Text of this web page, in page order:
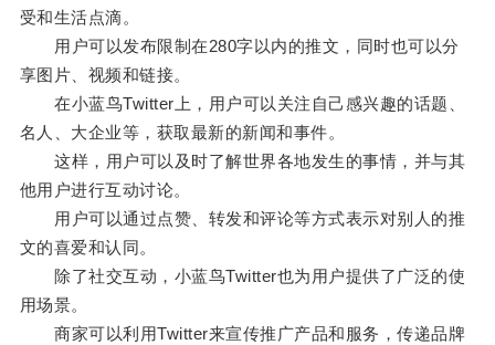
受和生活点滴。
用户可以发布限制在280字以内的推文，同时也可以分
享图片、视频和链接。
在小蓝鸟Twitter上，用户可以关注自己感兴趣的话题、
名人、大企业等，获取最新的新闻和事件。
这样，用户可以及时了解世界各地发生的事情，并与其
他用户进行互动讨论。
用户可以通过点赞、转发和评论等方式表示对别人的推
文的喜爱和认同。
除了社交互动，小蓝鸟Twitter也为用户提供了广泛的使
用场景。
商家可以利用Twitter来宣传推广产品和服务，传递品牌